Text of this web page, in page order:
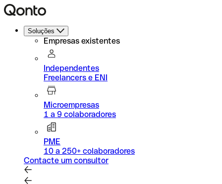
Soluções
Empresas existentes
Independentes
Freelancers e ENI
Microempresas
1 a 9 colaboradores
PME
10 a 250+ colaboradores
Contacte um consultor